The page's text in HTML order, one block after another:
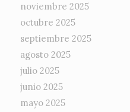
noviembre 2025
octubre 2025
septiembre 2025
agosto 2025
julio 2025
junio 2025
mayo 2025